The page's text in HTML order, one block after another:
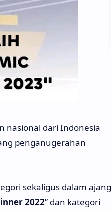
nasional dari Indonesia
penganugerahan
sekaligus dalam ajang
2022” dan kategori